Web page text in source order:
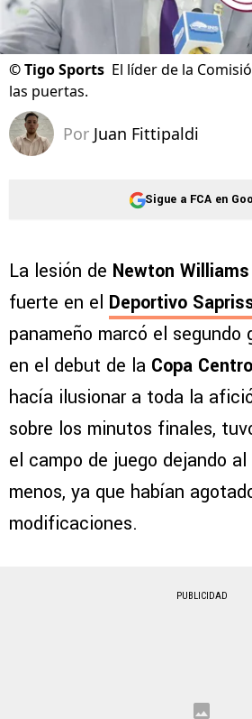
©Tigo Sports El líder de la
las puertas.
Por Juan Fittipaldi
Sigue a FCA en
La lesión de Newton Williams
fuerte en el Deportivo
panameño marcó el segundo
en el debut de la Copa
hacía ilusionar a toda la
sobre los minutos finales,
el campo de juego dejando
menos, ya que habían
modificaciones.
PUBLICIDAD